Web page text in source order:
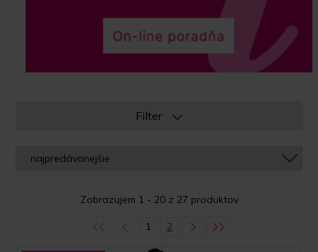
Filter
Zobrazujem 1 - 20 z 27 produktov
1 2